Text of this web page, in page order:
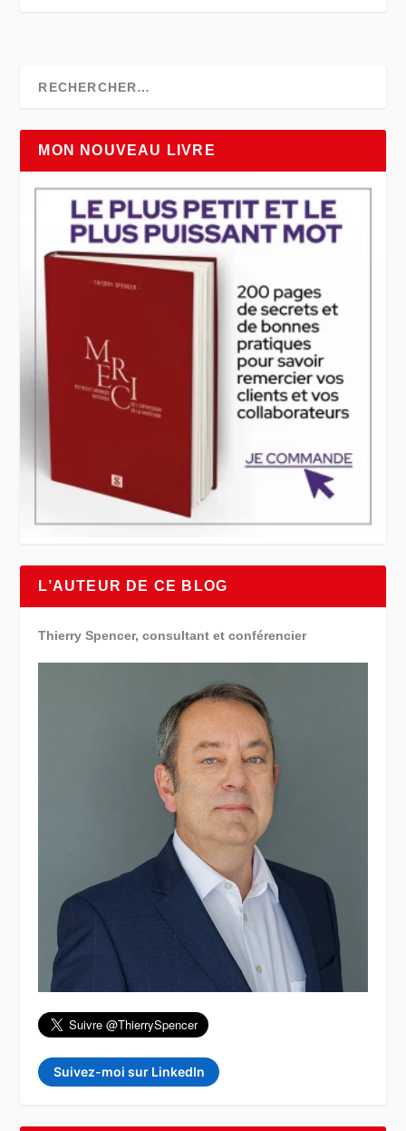
MON NOUVEAU LIVRE
L’AUTEUR DE CE BLOG
Thierry Spencer, consultant et conférencier
Suivez-moi sur LinkedIn